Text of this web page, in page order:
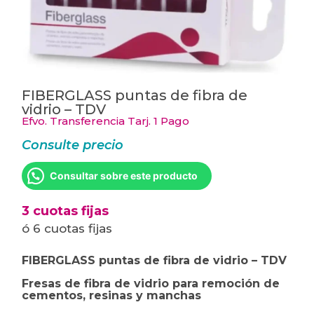
FIBERGLASS puntas de fibra de
vidrio – TDV
Efvo. Transferencia Tarj. 1 Pago
Consulte precio
Consultar sobre este producto
3 cuotas fijas
ó 6 cuotas fijas
FIBERGLASS puntas de fibra de vidrio – TDV
Fresas de fibra de vidrio para remoción de
cementos, resinas y manchas